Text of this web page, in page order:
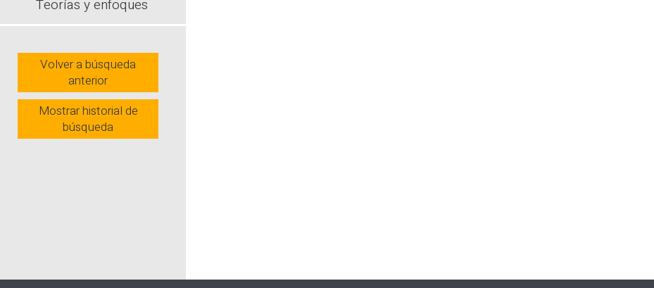
Teorías y enfoques
Volver a búsqueda
anterior
Mostrar historial de
búsqueda